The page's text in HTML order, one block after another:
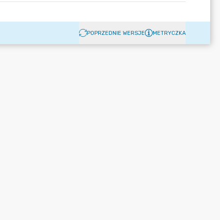
POPRZEDNIE WERSJE METRYCZKA